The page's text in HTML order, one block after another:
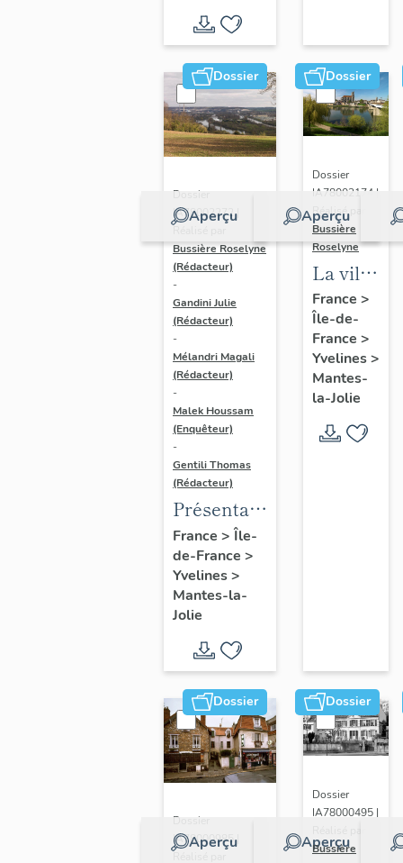
Dossier
Aperçu
Dossier
IA78002272 |
Bussière Roselyne
(Rédacteur)
-
Gandini Julie
(Rédacteur)
-
Mélandri Magali
(Rédacteur)
-
Malek Houssam
(Enquêteur)
-
Gentili Thomas
(Rédacteur)
Présentation
de l'étude
France > Île-
de-France >
Yvelines>
Mantes-la-
Jolie
Dossier
Aperçu
Dossier
IA78002174 |
Réalisé par
Bussière
Roselyne
La ville
de
Mantes-
la-Jolie
France >
Île-de-
France >
Yvelines>
Mantes-
la-Jolie
Dossier
Aperçu
Dossier
IA78000985 |
Dossier
Aperçu
Dossier
IA78000495 |
Bussière